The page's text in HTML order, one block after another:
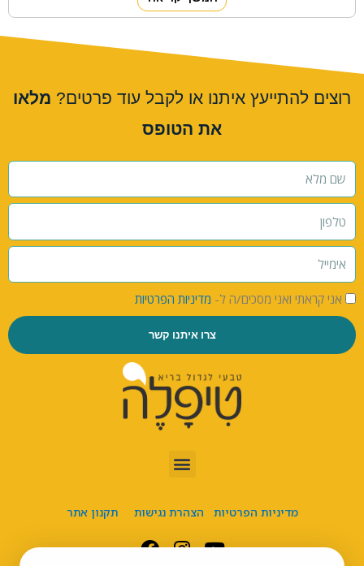
רוצים להתייעץ איתנו או לקבל עוד פרטים? מלאו
את הטופס
אני קראתי ואני מסכים/ה ל- מדיניות הפרטיות
צרו איתנו קשר
מדיניות הפרטיות הצהרת נגישות תקנון אתר